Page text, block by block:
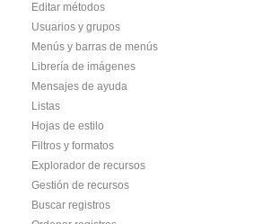
Editar métodos
Usuarios y grupos
Menús y barras de menús
Librería de imágenes
Mensajes de ayuda
Listas
Hojas de estilo
Filtros y formatos
Explorador de recursos
Gestión de recursos
Buscar registros